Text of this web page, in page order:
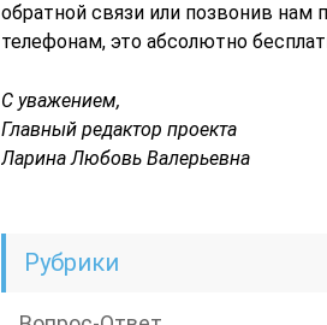
обратной связи или позвонив нам
телефонам, это абсолютно
С уважением,
Главный редактор проекта
Ларина Любовь Валерьевна
Рубрики